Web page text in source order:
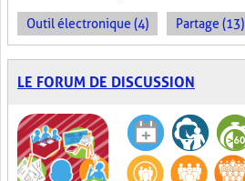
Outil électronique (4) Partage (13)
LE FORUM DE DISCUSSION